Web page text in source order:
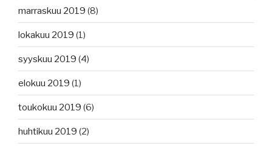
marraskuu 2019 (8)
lokakuu 2019 (1)
syyskuu 2019 (4)
elokuu 2019 (1)
toukokuu 2019 (6)
huhtikuu 2019 (2)